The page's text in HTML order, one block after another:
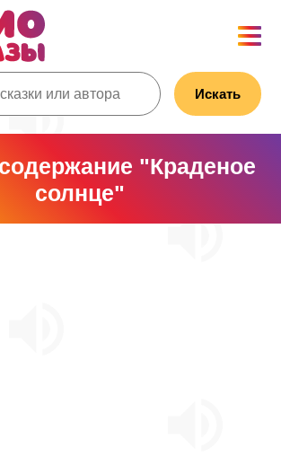
Искать
"Краденое
солнце"